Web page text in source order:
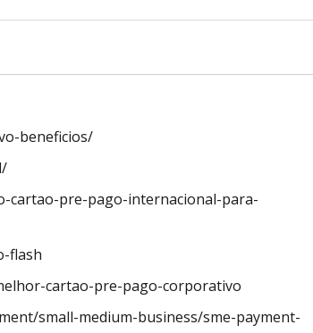
beneficios/
cartao-pre-pago-internacional-para-
flash
cartao-pre-pago-corporativo
small-medium-business/sme-payment-